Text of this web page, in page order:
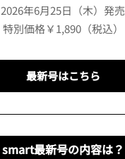
2026年6月25日（木）発売
特別価格￥1,890（税込）
最新号はこちら
smart最新号の内容は？